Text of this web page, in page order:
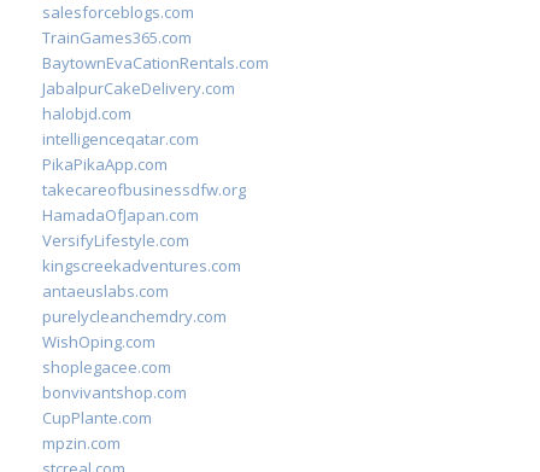
salesforceblogs.com
TrainGames365.com
BaytownEvaCationRentals.com
JabalpurCakeDelivery.com
halobjd.com
intelligenceqatar.com
PikaPikaApp.com
takecareofbusinessdfw.org
HamadaOfJapan.com
VersifyLifestyle.com
kingscreekadventures.com
antaeuslabs.com
purelycleanchemdry.com
WishOping.com
shoplegacee.com
bonvivantshop.com
CupPlante.com
mpzin.com